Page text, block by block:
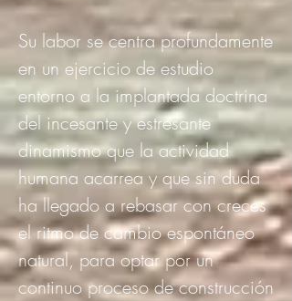
Su labor se centra profundamente
en un ejercicio de estudio
entorno a la implantada doctrina
del incesante y estresante
dinamismo que la actividad
humana acarrea y que sin duda
ha llegado a rebasar con creces
el ritmo de cambio espontáneo
natural, para optar por un
continuo proceso de construcción